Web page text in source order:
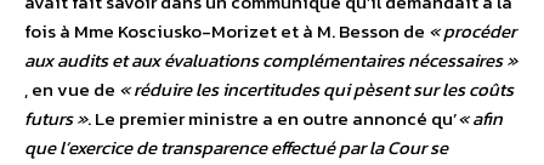
fois à Mme Kosciusko-Morizet et à M. Besson de « procéder
aux audits et aux évaluations complémentaires nécessaires »
, en vue de « réduire les incertitudes qui pèsent sur les coûts
futurs ». Le premier ministre a en outre annoncé qu’« afin
que l’exercice de transparence effectué par la Cour se